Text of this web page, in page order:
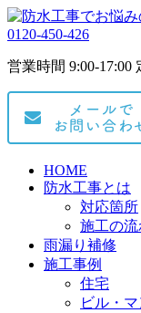
0120-450-426
営業時間 9:00-17:00
HOME
防水工事とは
対応箇所
施工の流
雨漏り補修
施工事例
住宅
ビル・